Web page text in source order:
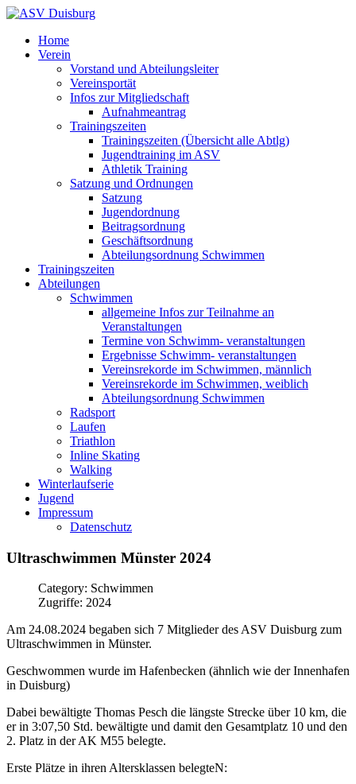
Home
Verein
Vorstand und Abteilungsleiter
Vereinsportät
Infos zur Mitgliedschaft
Aufnahmeantrag
Trainingszeiten
Trainingszeiten (Übersicht alle Abtlg)
Jugendtraining im ASV
Athletik Training
Satzung und Ordnungen
Satzung
Jugendordnung
Beitragsordnung
Geschäftsordnung
Abteilungsordnung Schwimmen
Trainingszeiten
Abteilungen
Schwimmen
allgemeine Infos zur Teilnahme an
Veranstaltungen
Termine von Schwimm- veranstaltungen
Ergebnisse Schwimm- veranstaltungen
Vereinsrekorde im Schwimmen, männlich
Vereinsrekorde im Schwimmen, weiblich
Abteilungsordnung Schwimmen
Radsport
Laufen
Triathlon
Inline Skating
Walking
Winterlaufserie
Jugend
Impressum
Datenschutz
Ultraschwimmen Münster 2024
Category: Schwimmen
Zugriffe: 2024
Am 24.08.2024 begaben sich 7 Mitglieder des ASV Duisburg zum
Ultraschwimmen in Münster.
Geschwommen wurde im Hafenbecken (ähnlich wie der Innenhafen
in Duisburg)
Dabei bewältigte Thomas Pesch die längste Strecke über 10 km, die
er in 3:07,50 Std. bewältigte und damit den Gesamtplatz 10 und den
2. Platz in der AK M55 belegte.
Erste Plätze in ihren Altersklassen belegteN: